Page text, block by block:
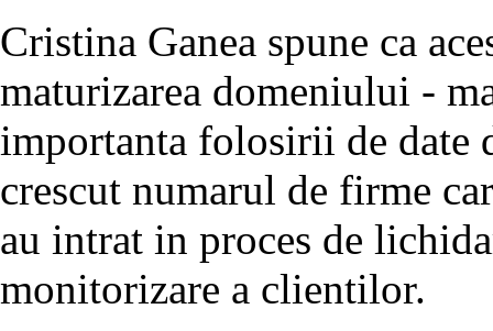
Cristina Ganea spune ca
maturizarea domeniului -
importanta folosirii de date
crescut numarul de firme
au intrat in proces de
monitorizare a clientilor.